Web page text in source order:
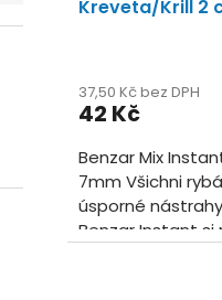
Kreveta/Krill 2
37,50 Kč bez DPH
42 Kč
Benzar Mix
7mm Všichni
úsporné
Benzar Instant si
vyzkoušet